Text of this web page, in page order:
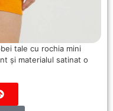
tale cu rochia mini
și materialul satinat o